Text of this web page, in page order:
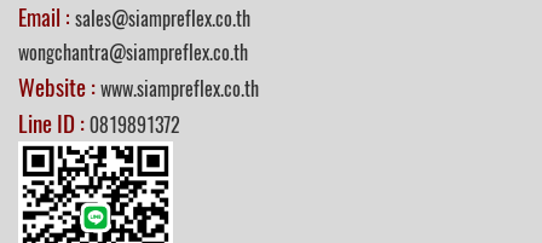
Email : sales@siampreflex.co.th
wongchantra@siampreflex.co.th
Website :www.siampreflex.co.th
Line ID :0819891372